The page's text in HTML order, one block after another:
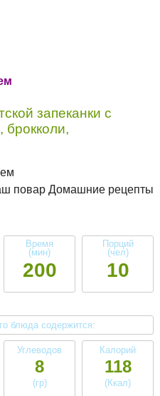
запеканки с
повар Домашние рецепты
Время
(мин)
200
Порций
(чел)
10
блюда содержится:
Углеводов
8
(гр)
Калорий
118
(Ккал)